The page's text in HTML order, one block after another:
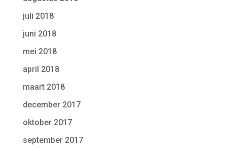
juli 2018
juni 2018
mei 2018
april 2018
maart 2018
december 2017
oktober 2017
september 2017